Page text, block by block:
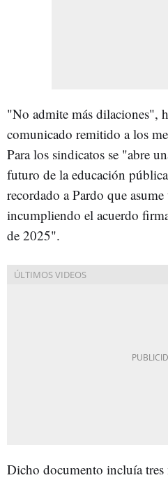
"No admite más dilaciones",
comunicado remitido a los
Para los sindicatos se "abre
futuro de la educación
recordado a Pardo que
incumpliendo el acuerdo
de 2025".
Dicho documento incluía tres